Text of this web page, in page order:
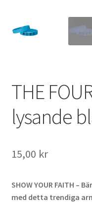
THE
lysande
15,00 kr
SHOW YOUR FAITH –
med detta trendiga